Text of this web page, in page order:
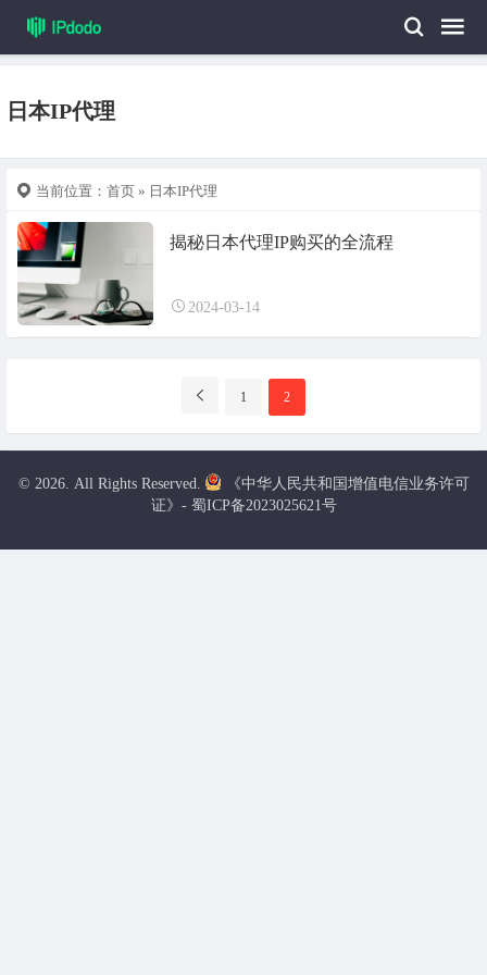
日本IP代理
当前位置： 首页 » 日本IP代理
揭秘日本代理IP购买的全流程
2024-03-14
导
1 2
© 2026. All Rights Reserved.
《中华人民共和国增值电信业务许可
证》- 蜀ICP备2023025621号